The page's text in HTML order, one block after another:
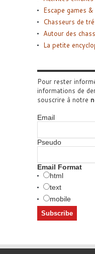
Escape games
Chasseurs de
Autour des
La petite
Pour rester
informations de
souscrire à notre
Email
Pseudo
Email Format
html
text
mobile